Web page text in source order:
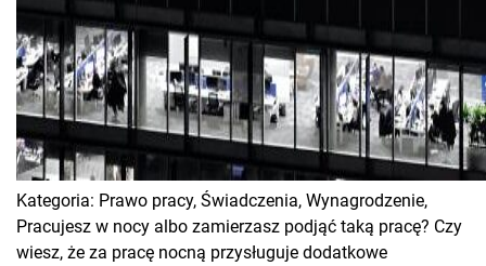
Kategoria: Prawo pracy, Świadczenia, Wynagrodzenie,
Pracujesz w nocy albo zamierzasz podjąć taką pracę? Czy
wiesz, że za pracę nocną przysługuje dodatkowe